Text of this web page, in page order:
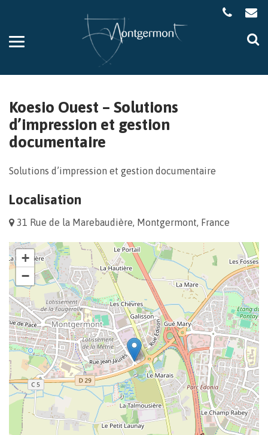
Aller
la
Koesio Ouest – Solutions
d’impression et gestion
documentaire
Solutions d’impression et gestion documentaire
Localisation
31 Rue de la Marebaudière, Montgermont, France
+
−